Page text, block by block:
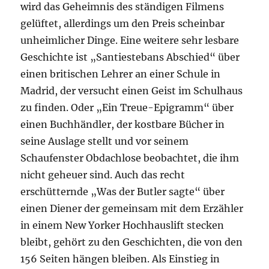
wird das Geheimnis des ständigen Filmens
gelüftet, allerdings um den Preis scheinbar
unheimlicher Dinge. Eine weitere sehr lesbare
Geschichte ist „Santiestebans Abschied“ über
einen britischen Lehrer an einer Schule in
Madrid, der versucht einen Geist im Schulhaus
zu finden. Oder „Ein Treue-Epigramm“ über
einen Buchhändler, der kostbare Bücher in
seine Auslage stellt und vor seinem
Schaufenster Obdachlose beobachtet, die ihm
nicht geheuer sind. Auch das recht
erschütternde „Was der Butler sagte“ über
einen Diener der gemeinsam mit dem Erzähler
in einem New Yorker Hochhauslift stecken
bleibt, gehört zu den Geschichten, die von den
156 Seiten hängen bleiben. Als Einstieg in